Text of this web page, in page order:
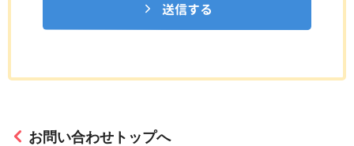
送信する
お問い合わせトップへ